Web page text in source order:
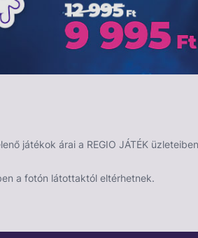
játékok árai a REGIO JÁTÉK
a fotón látottaktól eltérhetnek.